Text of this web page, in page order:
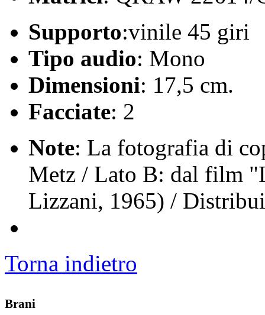
Supporto:vinile 45 giri
Tipo audio: Mono
Dimensioni: 17,5 cm.
Facciate: 2
Note: La fotografia di
Metz / Lato B: dal film
Lizzani, 1965) /
Torna indietro
Brani